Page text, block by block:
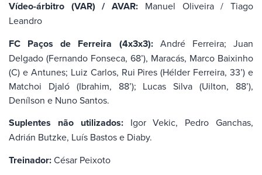
Vídeo-árbitro (VAR) / AVAR: Manuel Oliveira / Tiago
Leandro
FC Paços de Ferreira (4x3x3):André Ferreira; Juan
Delgado (Fernando Fonseca, 68’), Maracás, Marco Baixinho
(C) e Antunes; Luiz Carlos, Rui Pires (Hélder Ferreira, 33’) e
Matchoi Djaló (Ibrahim, 88’); Lucas Silva (Uilton, 88’),
Denílson e Nuno Santos.
Suplentes não utilizados:Igor Vekic, Pedro Ganchas,
Adrián Butzke, Luís Bastos e Diaby.
Treinador:César Peixoto